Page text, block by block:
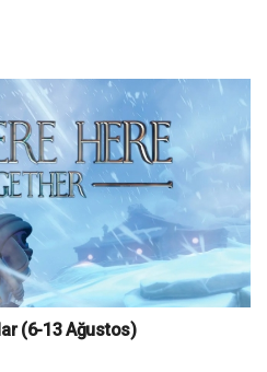
(6-13 Ağustos)